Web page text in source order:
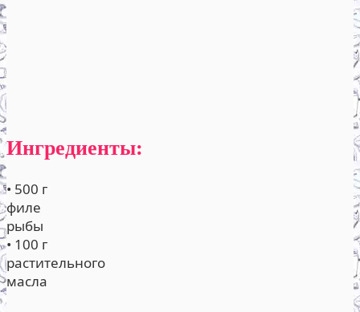
Ингредиенты:
• 500 г
филе
рыбы
• 100 г
растительного
масла